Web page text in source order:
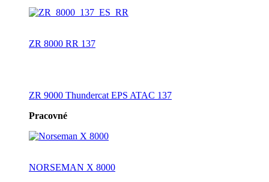
ZR 8000 RR 137
ZR 9000 Thundercat EPS ATAC 137
Pracovné
NORSEMAN X 8000